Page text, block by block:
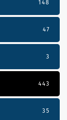
148
47
3
443
35